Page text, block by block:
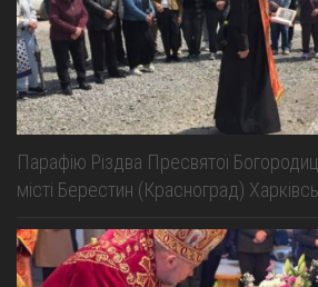
Парафію Різдва Пресвятої
місті Берестин (Красноград)